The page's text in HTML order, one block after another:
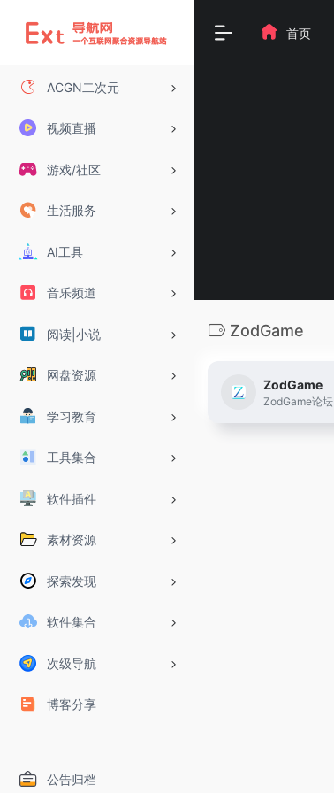
ACGN二次元
视频直播
游戏/社区
生活服务
AI工具
音乐频道
阅读|小说
网盘资源
学习教育
工具集合
软件插件
素材资源
探索发现
软件集合
次级导航
博客分享
公告归档
首页
ZodGame
ZodGame
ZodGame论坛